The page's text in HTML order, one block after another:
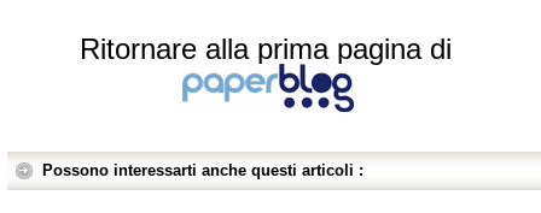
Ritornare alla prima pagina di
Possono interessarti anche questi articoli :